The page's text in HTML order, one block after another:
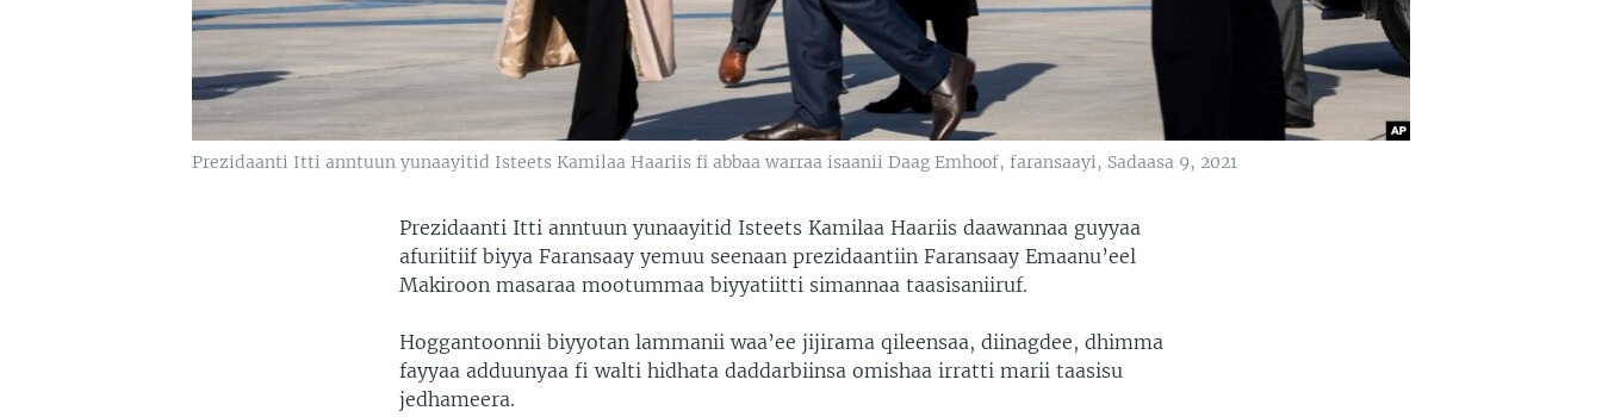
Prezidaanti Itti anntuun yunaayitid Isteets Kamilaa Haariis fi abbaa warraa isaanii Daag Emhoof, faransaayi, Sadaasa 9, 2021
Prezidaanti Itti anntuun yunaayitid Isteets Kamilaa Haariis daawannaa guyyaa
afuriitiif biyya Faransaay yemuu seenaan prezidaantiin Faransaay Emaanu’eel
Makiroon masaraa mootummaa biyyatiitti simannaa taasisaniiruf.
Hoggantoonnii biyyotan lammanii waa’ee jijirama qileensaa, diinagdee, dhimma
fayyaa adduunyaa fi walti hidhata daddarbiinsa omishaa irratti marii taasisu
jedhameera.